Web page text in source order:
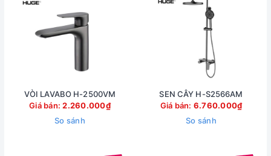
VÒI LAVABO H-2500VM
Giá bán:2.260.000₫
So sánh
SEN CÂY H-S2566AM
Giá bán: 6.760.000₫
So sánh